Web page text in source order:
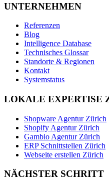
UNTERNEHMEN
Referenzen
Blog
Intelligence Database
Technisches Glossar
Standorte & Regionen
Kontakt
Systemstatus
LOKALE EXPERTISE
Shopware Agentur Zürich
Shopify Agentur Zürich
Gambio Agentur Zürich
ERP Schnittstellen Zürich
Webseite erstellen Zürich
NÄCHSTER SCHRITT